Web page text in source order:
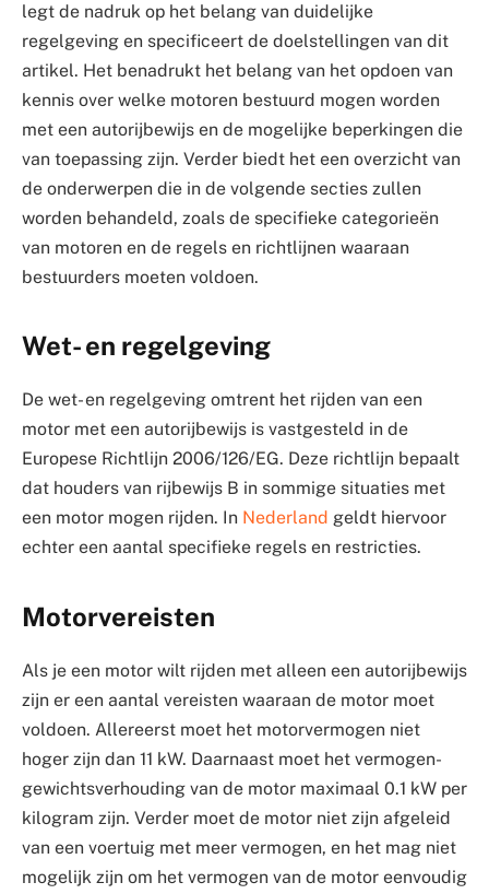
legt de nadruk op het belang van duidelijke
regelgeving en specificeert de doelstellingen van dit
artikel. Het benadrukt het belang van het opdoen van
kennis over welke motoren bestuurd mogen worden
met een autorijbewijs en de mogelijke beperkingen die
van toepassing zijn. Verder biedt het een overzicht van
de onderwerpen die in de volgende secties zullen
worden behandeld, zoals de specifieke categorieën
van motoren en de regels en richtlijnen waaraan
bestuurders moeten voldoen.
Wet- en regelgeving
De wet- en regelgeving omtrent het rijden van een
motor met een autorijbewijs is vastgesteld in de
Europese Richtlijn 2006/126/EG. Deze richtlijn bepaalt
dat houders van rijbewijs B in sommige situaties met
een motor mogen rijden. In Nederland geldt hiervoor
echter een aantal specifieke regels en restricties.
Motorvereisten
Als je een motor wilt rijden met alleen een autorijbewijs
zijn er een aantal vereisten waaraan de motor moet
voldoen. Allereerst moet het motorvermogen niet
hoger zijn dan 11 kW. Daarnaast moet het vermogen-
gewichtsverhouding van de motor maximaal 0.1 kW per
kilogram zijn. Verder moet de motor niet zijn afgeleid
van een voertuig met meer vermogen, en het mag niet
mogelijk zijn om het vermogen van de motor eenvoudig